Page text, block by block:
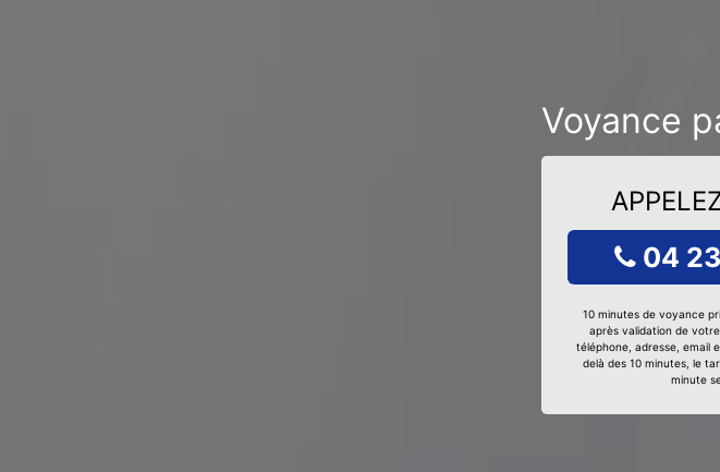
Voyance
04
10 minutes de voyance
après validation de
téléphone, adresse, email
delà des 10 minutes, le
minute